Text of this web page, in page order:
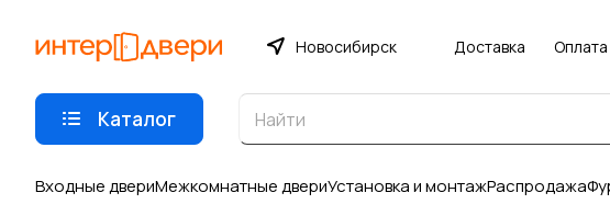
Новосибирск Доставка Оплата
Каталог
Входные двериМежкомнатные двериУстановка и монтажРаспродажа